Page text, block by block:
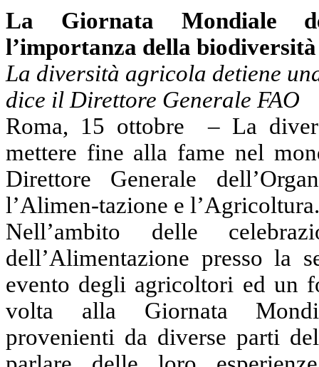
La Giornata Mondiale
l’importanza della
La diversità agricola detiene
dice il Direttore Generale FAO
Roma, 15 ottobre
– La
mettere fine alla fame nel
Direttore Generale
l’Alimen-tazione e
Nell’ambito delle
dell’Alimentazione presso la
evento degli agricoltori ed un
volta alla Giornata
provenienti da diverse parti